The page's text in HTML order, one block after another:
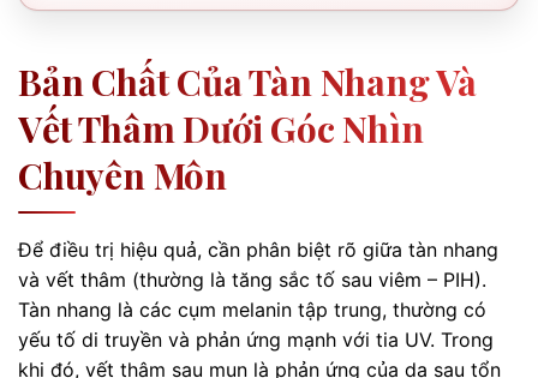
Bản Chất Của Tàn Nhang Và
Vết Thâm Dưới Góc Nhìn
Chuyên Môn
Để điều trị hiệu quả, cần phân biệt rõ giữa tàn nhang
và vết thâm (thường là tăng sắc tố sau viêm – PIH).
Tàn nhang là các cụm melanin tập trung, thường có
yếu tố di truyền và phản ứng mạnh với tia UV. Trong
khi đó, vết thâm sau mụn là phản ứng của da sau tổn